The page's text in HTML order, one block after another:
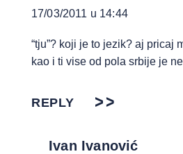
17/03/2011 u 14:44
“tju”? koji je to jezik? aj pricaj
kao i ti vise od pola srbije je
REPLY
Ivan Ivanović